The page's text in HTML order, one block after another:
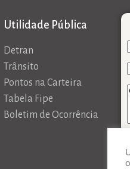
Utilidade Pública
Detran
Trânsito
Pontos na Carteira
Tabela Fipe
Boletim de Ocorrência